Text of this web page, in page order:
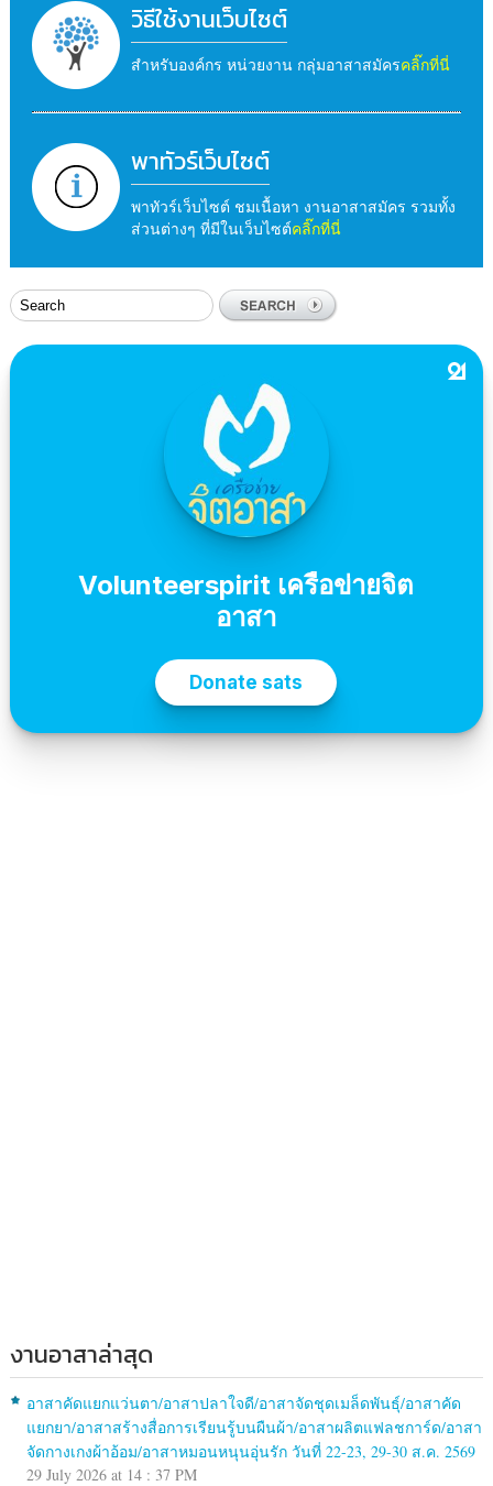
วิธีใช้งานเว็บไซต์
สำหรับองค์กร หน่วยงาน กลุ่มอาสาสมัครคลิ๊กที่นี่
พาทัวร์เว็บไซต์
พาทัวร์เว็บไซต์ ชมเนื้อหา งานอาสาสมัคร รวมทั้ง
ส่วนต่างๆ ที่มีในเว็บไซต์คลิ๊กที่นี่
งานอาสาล่าสุด
อาสาคัดแยกแว่นตา/อาสาปลาใจดี/อาสาจัดชุดเมล็ดพันธุ์/อาสาคัด
แยกยา/อาสาสร้างสื่อการเรียนรู้บนผืนผ้า/อาสาผลิตแฟลชการ์ด/อาสา
จัดกางเกงผ้าอ้อม/อาสาหมอนหนุนอุ่นรัก วันที่ 22-23, 29-30 ส.ค. 2569
29 July 2026 at 14 : 37 PM